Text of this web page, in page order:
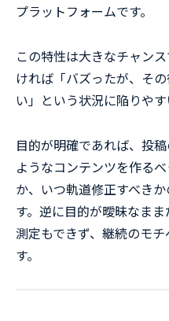
プラットフォームです。
この特性は大きなチャン
ければ「バズったが、そ
い」という状況に陥りやす
目的が明確であれば、投
ようなコンテンツを作る
か、いつ軌道修正すべき
す。逆に目的が曖昧なま
測定もできず、継続のモ
す。